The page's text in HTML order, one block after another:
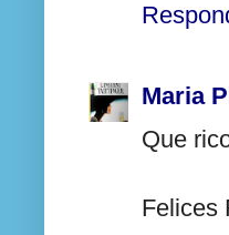
Maria
Que
Felices